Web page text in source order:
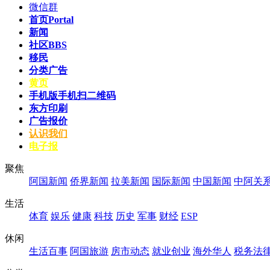
微信群
首页Portal
新闻
社区BBS
移民
分类广告
黄页
手机版手机扫二维码
东方印刷
广告报价
认识我们
电子报
聚焦
阿国新闻 侨界新闻 拉美新闻 国际新闻 中国新闻 中阿关
生活
体育 娱乐 健康 科技 历史 军事 财经 ESP
休闲
生活百事 阿国旅游 房市动态 就业创业 海外华人 税务法